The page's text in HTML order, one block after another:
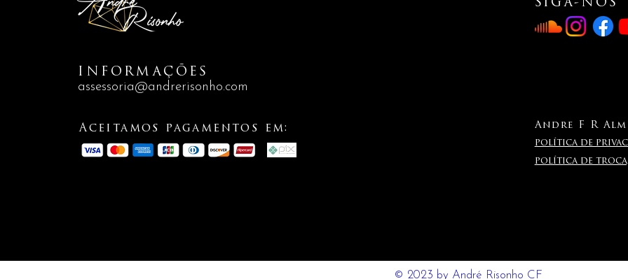
INFORMAÇÕES
assessoria@andrerisonho.com
Aceitamos pagamentos em:
SIGA-NOS
Andre F R
política de
política de troca,
© 2023 by André Risonho CF